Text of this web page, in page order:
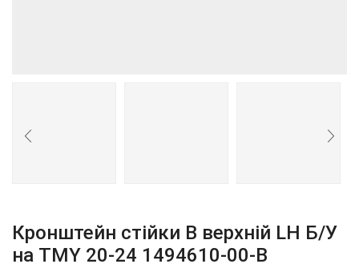
Кронштейн стійки B верхній LH Б/У
на ТМY 20-24 1494610-00-В